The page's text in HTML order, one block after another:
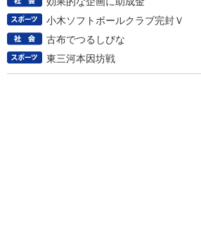
小木ソフトボールクラブ完封Ｖ
古布でつるしびな
東三河本因坊戦